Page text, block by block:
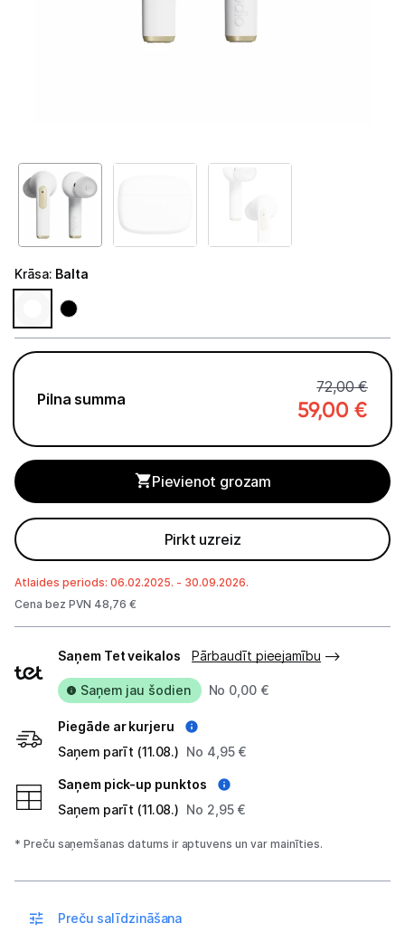
TV iekārtas
Soundbars
Akustiskās sistēmas
Austiņas
Skaļruņi
Vinila plašu atskaņotāji
Studijas skaņas aprīkojums
Datortehnika
GAMING pasaule >
Portatīvie datori un piederumi
Audio
Bezvadu skaļruņi
Datoru skaļruņi
Mikrofoni
Stacionārie datori un piederumi
Spēļu konsoles un piederumi
Datu nesēji
Projektori un ekrāni
Krāsa: Balta
Pilna summa
72,00 €
59,00 €
Pievienot grozam
Pirkt uzreiz
Atlaides periods: 06.02.2025. - 30.09.2026.
Cena bez PVN 48,76 €
veidi
Saņem Tet veikalos Pārbaudīt pieejamību
Saņem jau šodien No 0,00 €
Piegāde ar kurjeru
Saņem parīt (11.08.) No 4,95 €
Saņem pick-up punktos
Saņem parīt (11.08.) No 2,95 €
* Preču saņemšanas datums ir aptuvens un var mainīties.
Preču salīdzināšana